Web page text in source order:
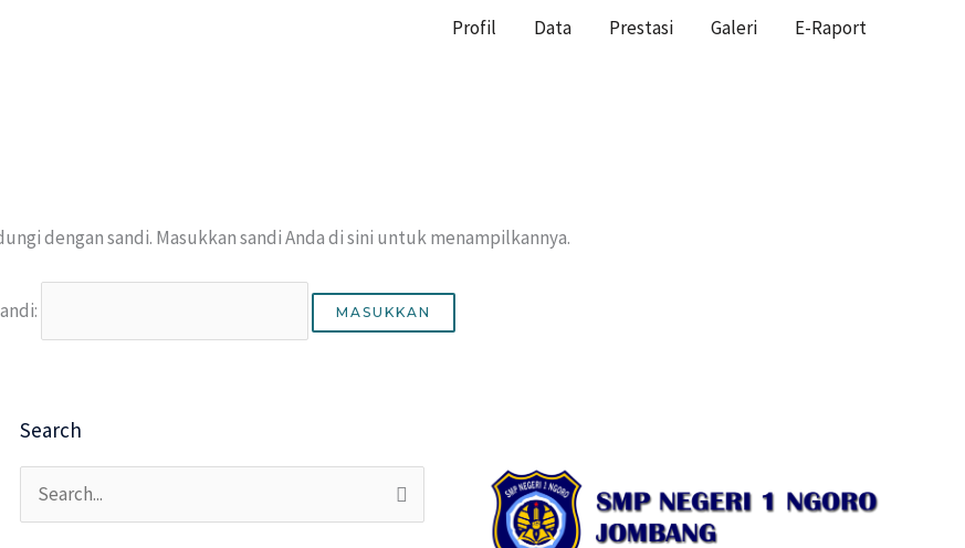
Profil Data Prestasi Galeri E-Raport
dengan sandi. Masukkan sandi Anda di sini untuk menampilkannya.
Search
Cari
untuk: